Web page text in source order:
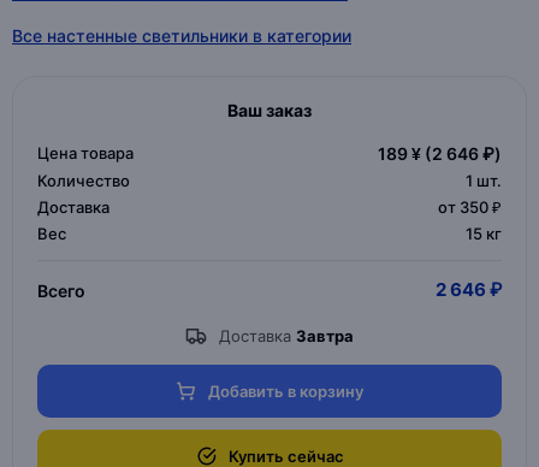
Все настенные светильники в категории
Ваш заказ
Цена товара 189 ¥ (2 646 ₽)
Количество 1 шт.
Доставка
от 350 ₽
Вес
15 кг
Всего 2 646 ₽
Доставка Завтра
Добавить в корзину
Купить сейчас